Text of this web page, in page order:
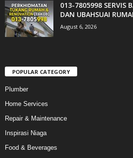
013-7805998 SERVIS
DAN UBAHSUAI
August 6, 2026
POPULAR CATEGORY
Plumber
Home Services
Repair & Maintenance
Inspirasi Niaga
Food & Beverages